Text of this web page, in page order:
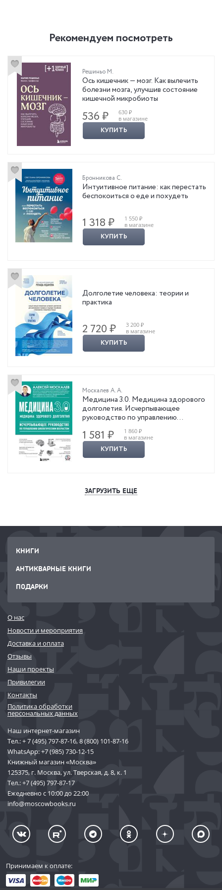
Рекомендуем посмотреть
Решиньо М.
Ось кишечник — мозг. Как вылечить
болезни мозга, улучшив состояние
кишечной микробиоты
536 ₽
630 ₽
в магазине
КУПИТЬ
Бронникова С.
Интуитивное питание: как перестать
беспокоиться о еде и похудеть
1 318 ₽
1 550 ₽
в магазине
КУПИТЬ
Долголетие человека: теории и
практика
2 720 ₽
3 200 ₽
в магазине
КУПИТЬ
Москалев А. А.
Медицина 3.0. Медицина здорового
долголетия. Исчерпывающее
руководство по управлению
биологическим возрастом
1 581 ₽
1 860 ₽
в магазине
КУПИТЬ
ЗАГРУЗИТЬ ЕЩЕ
КНИГИ
АНТИКВАРНЫЕ КНИГИ
ПОДАРКИ
О нас
Новости и мероприятия
Доставка и оплата
Отзывы
Наши проекты
Привилегии
Контакты
Политика обработки
персональных данных
Наш интернет-магазин
Тел.:+ 7 (495) 797-87-16,8 (800) 101-87-16
WhatsApp:+7 (985) 730-12-15
Книжный магазин «Москва»
125375, г. Москва, ул. Тверская, д. 8, к. 1
Тел.:+7 (495) 797-87-17
Ежедневно с 10:00 до 22:00
info@moscowbooks.ru
Принимаем к оплате: